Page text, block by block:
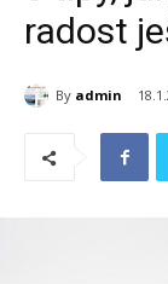
radost
By admin